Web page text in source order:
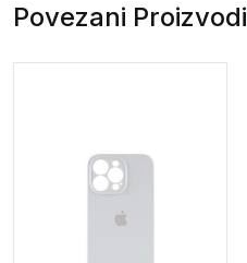
Povezani Proizvodi